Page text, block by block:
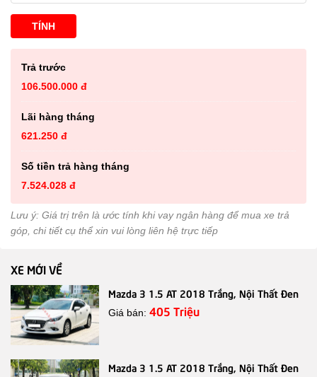
TÍNH
Trả trước
106.500.000 đ
Lãi hàng tháng
621.250 đ
Số tiền trả hàng tháng
7.524.028 đ
Lưu ý: Giá trị trên là ước tính khi vay ngân hàng để mua xe trả
góp, chi tiết cụ thể xin vui lòng liên hệ trực tiếp
XE MỚI VỀ
Mazda 3 1.5 AT 2018 Trắng, Nội Thất Đen
Giá bán: 405 Triệu
Mazda 3 1.5 AT 2018 Trắng, Nội Thất Đen